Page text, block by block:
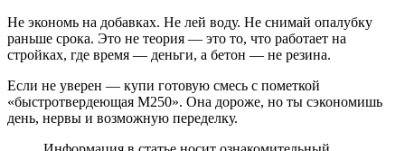
Не экономь на добавках. Не лей воду. Не снимай опалубку
раньше срока. Это не теория — это то, что работает на
стройках, где время — деньги, а бетон — не резина.
Если не уверен — купи готовую смесь с пометкой
«быстротвердеющая М250». Она дороже, но ты сэкономишь
день, нервы и возможную переделку.